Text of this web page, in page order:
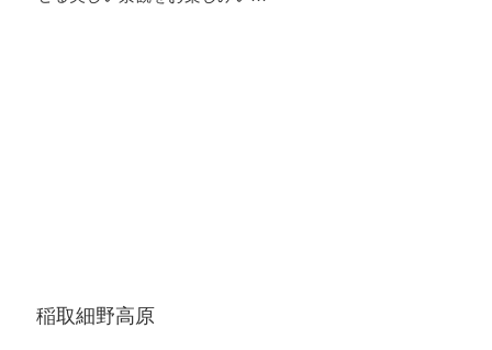
稲取細野高原